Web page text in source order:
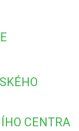
CENTRA